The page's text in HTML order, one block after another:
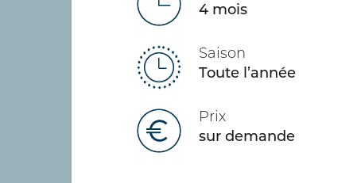
4 mois
Saison
Toute l’année
Prix
sur demande